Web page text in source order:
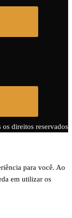
os direitos reservados
para você. Ao
em utilizar os